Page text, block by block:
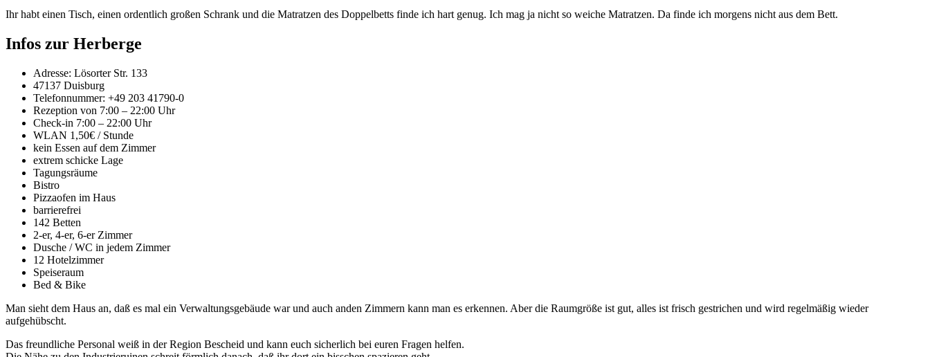
Ihr habt einen Tisch, einen ordentlich großen Schrank und die Matratzen des Doppelbetts finde ich hart genug. Ich mag ja nicht so weiche Matratzen. Da finde ich morgens nicht aus dem Bett.
Infos zur Herberge
Adresse: Lösorter Str. 133
47137 Duisburg
Telefonnummer: +49 203 41790-0
Rezeption von 7:00 – 22:00 Uhr
Check-in 7:00 – 22:00 Uhr
WLAN 1,50€ / Stunde
kein Essen auf dem Zimmer
extrem schicke Lage
Tagungsräume
Bistro
Pizzaofen im Haus
barrierefrei
142 Betten
2-er, 4-er, 6-er Zimmer
Dusche / WC in jedem Zimmer
12 Hotelzimmer
Speiseraum
Bed & Bike
Man sieht dem Haus an, daß es mal ein Verwaltungsgebäude war und auch anden Zimmern kann man es erkennen. Aber die Raumgröße ist gut, alles ist frisch gestrichen und wird regelmäßig wieder
aufgehübscht.
Das freundliche Personal weiß in der Region Bescheid und kann euch sicherlich bei euren Fragen helfen.